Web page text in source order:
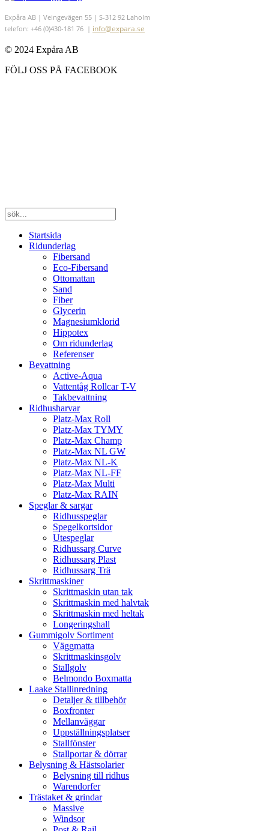
Expåra AB | Veingevägen 55 | S-312 92 Laholm
telefon: +46 (0)430-181 76 | info@expara.se
© 2024 Expåra AB
FÖLJ OSS PÅ FACEBOOK
Startsida
Ridunderlag
Fibersand
Eco-Fibersand
Ottomattan
Sand
Fiber
Glycerin
Magnesiumklorid
Hippotex
Om ridunderlag
Referenser
Bevattning
Active-Aqua
Vattentåg Rollcar T-V
Takbevattning
Ridhusharvar
Platz-Max Roll
Platz-Max TYMY
Platz-Max Champ
Platz-Max NL GW
Platz-Max NL-K
Platz-Max NL-FF
Platz-Max Multi
Platz-Max RAIN
Speglar & sargar
Ridhusspeglar
Spegelkortsidor
Utespeglar
Ridhussarg Curve
Ridhussarg Plast
Ridhussarg Trä
Skrittmaskiner
Skrittmaskin utan tak
Skrittmaskin med halvtak
Skrittmaskin med heltak
Longeringshall
Gummigolv Sortiment
Väggmatta
Skrittmaskinsgolv
Stallgolv
Belmondo Boxmatta
Laake Stallinredning
Detaljer & tillbehör
Boxfronter
Mellanväggar
Uppställningsplatser
Stallfönster
Stallportar & dörrar
Belysning & Hästsolarier
Belysning till ridhus
Warendorfer
Trästaket & grindar
Massive
Windsor